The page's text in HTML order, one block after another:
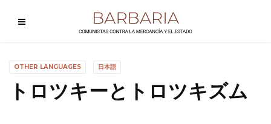
OTHER LANGUAGES 日本語
トロツキーとトロツキズム